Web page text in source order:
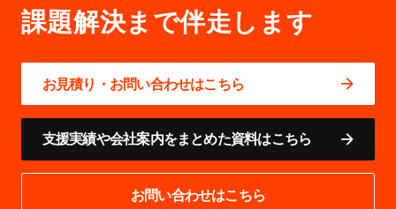
お見積り・お問い合わせはこちら
支援実績や会社案内をまとめた資料はこちら
お問い合わせはこちら